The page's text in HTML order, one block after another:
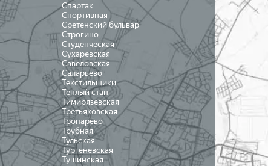
Спартак
Спортивная
Сретенский бульвар
Строгино
Студенческая
Сухаревская
Савеловская
Саларьево
Текстильщики
Теплый стан
Тимирязевская
Третьяковская
Тропарёво
Трубная
Тульская
Тургеневская
Тушинская